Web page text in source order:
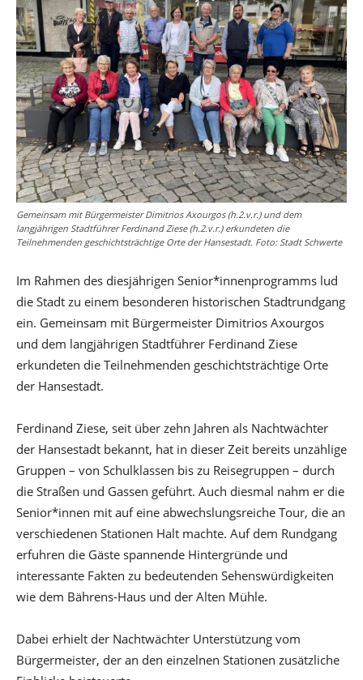
Gemeinsam mit Bürgermeister Dimitrios Axourgos (h.2.v.r.) und dem
langjährigen Stadtführer Ferdinand Ziese (h.2.v.r.) erkundeten die
Teilnehmenden geschichtsträchtige Orte der Hansestadt. Foto: Stadt Schwerte
Im Rahmen des diesjährigen Senior*innenprogramms lud
die Stadt zu einem besonderen historischen Stadtrundgang
ein. Gemeinsam mit Bürgermeister Dimitrios Axourgos
und dem langjährigen Stadtführer Ferdinand Ziese
erkundeten die Teilnehmenden geschichtsträchtige Orte
der Hansestadt.
Ferdinand Ziese, seit über zehn Jahren als Nachtwächter
der Hansestadt bekannt, hat in dieser Zeit bereits unzählige
Gruppen – von Schulklassen bis zu Reisegruppen – durch
die Straßen und Gassen geführt. Auch diesmal nahm er die
Senior*innen mit auf eine abwechslungsreiche Tour, die an
verschiedenen Stationen Halt machte. Auf dem Rundgang
erfuhren die Gäste spannende Hintergründe und
interessante Fakten zu bedeutenden Sehenswürdigkeiten
wie dem Bährens-Haus und der Alten Mühle.
Dabei erhielt der Nachtwächter Unterstützung vom
Bürgermeister, der an den einzelnen Stationen zusätzliche